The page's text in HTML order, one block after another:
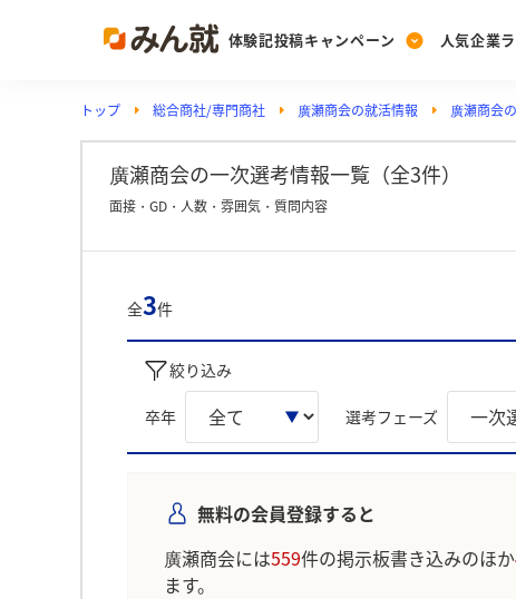
体験記投稿キャンペーン
Post
投稿する
人気企業
Ranking
ランキングを見る
Vote
PickUp
注目の企業特集
トップ 総合商社/専門商社 廣瀬商会の就活情報 廣瀬商会
廣瀬商会の一次選考情報一覧（全3件）
面接・GD・人数・雰囲気・質問内容
全3件
絞り込み
卒年 選考フェーズ
無料の会員登録すると
廣瀬商会には559件の掲示板書き込みのほか
ます。